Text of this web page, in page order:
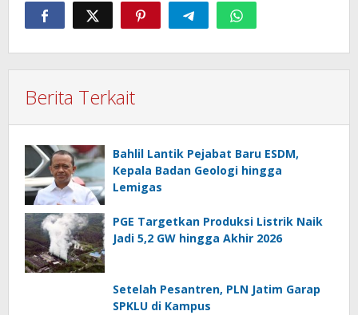
Berita Terkait
Bahlil Lantik Pejabat Baru ESDM,
Kepala Badan Geologi hingga
Lemigas
PGE Targetkan Produksi Listrik Naik
Jadi 5,2 GW hingga Akhir 2026
Setelah Pesantren, PLN Jatim Garap
SPKLU di Kampus